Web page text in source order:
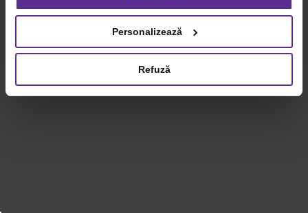
privind utilizarea modulelor cookie.Detalii
Personalizează
Refuză